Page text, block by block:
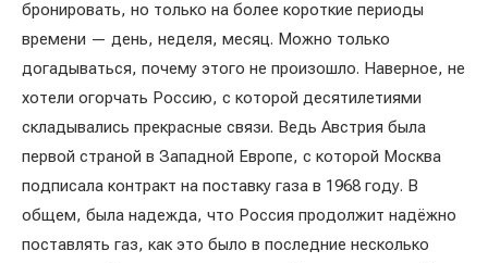
бронировать, но только на более короткие периоды
времени — день, неделя, месяц. Можно только
догадываться, почему этого не произошло. Наверное, не
хотели огорчать Россию, с которой десятилетиями
складывались прекрасные связи. Ведь Австрия была
первой страной в Западной Европе, с которой Москва
подписала контракт на поставку газа в 1968 году. В
общем, была надежда, что Россия продолжит надёжно
поставлять газ, как это было в последние несколько